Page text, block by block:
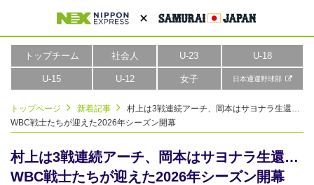
トップチーム 社会人 U-23 U-18
U-15 U-12 女子 日本通運野球部
トップページ 新着記事
村上は3戦連続アーチ、岡本はサヨナラ生還…
WBC戦士たちが迎えた2026年シーズン開幕
村上は3戦連続アーチ、岡本はサヨナラ生還…
WBC戦士たちが迎えた2026年シーズン開幕